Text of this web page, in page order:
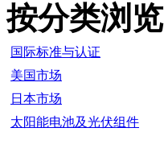
按分类浏览
国际标准与认证
美国市场
日本市场
太阳能电池及光伏组件